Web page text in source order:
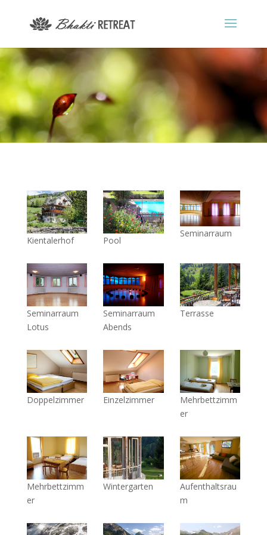
Kientalerhof Pool
Seminarraum
Seminarraum
Lotus
Seminarraum
Abends
Terrasse
Doppelzimmer Einzelzimmer
Mehrbettzimm
er
Mehrbettzimm
er
Wintergarten
Aufenthaltsrau
m